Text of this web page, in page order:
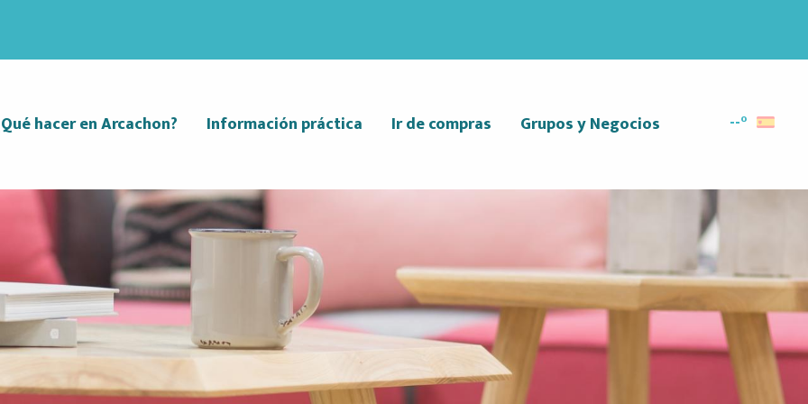
--° Buscar
hacer en Arcachon? Información práctica Ir de compras Grupos y Negocios